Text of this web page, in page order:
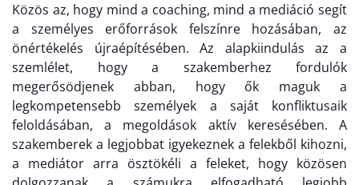
Közös az, hogy mind a coaching, mind a mediáció segít
a személyes erőforrások felszínre hozásában, az
önértékelés újraépítésében. Az alapkiindulás az a
szemlélet, hogy a szakemberhez fordulók
megerősödjenek abban, hogy ők maguk a
legkompetensebb személyek a saját konfliktusaik
feloldásában, a megoldások aktív keresésében. A
szakemberek a legjobbat igyekeznek a felekből kihozni,
a mediátor arra ösztökéli a feleket, hogy közösen